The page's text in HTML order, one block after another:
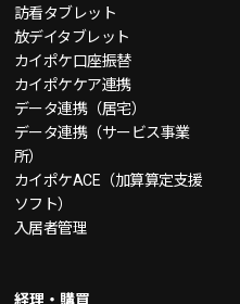
訪看タブレット
放デイタブレット
カイポケ口座振替
カイポケケア連携
データ連携（居宅）
データ連携（サービス事業
所）
カイポケACE（加算算定支援
ソフト）
入居者管理
経理・購買